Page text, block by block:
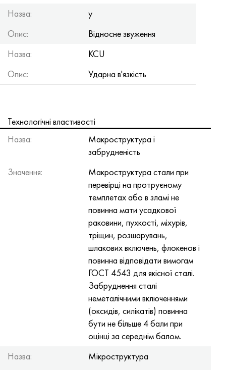
Назва:
y
Опис:
Відносне звуження
Назва:
KCU
Опис:
Ударна в'язкість
Технологічні властивості
Назва:
Макроструктура і
забрудненість
Значення:
Макроструктура стали при
перевірці на протруєному
темплетах або в зламі не
повинна мати усадкової
раковини, пухкості, міхурів,
тріщин, розшарувань,
шлакових включень, флокенов і
повинна відповідати вимогам
ГОСТ 4543 для якісної сталі.
Забруднення сталі
неметалічними включеннями
(оксидів, силікатів) повинна
бути не більше 4 бали при
оцінці за середнім балом.
Назва:
Мікроструктура